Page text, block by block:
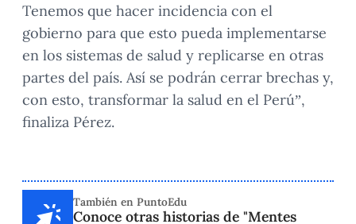
Tenemos que hacer incidencia con el
gobierno para que esto pueda implementarse
en los sistemas de salud y replicarse en otras
partes del país. Así se podrán cerrar brechas y,
con esto, transformar la salud en el Perú”,
finaliza Pérez.
También en PuntoEdu
Conoce otras historias de "Mentes